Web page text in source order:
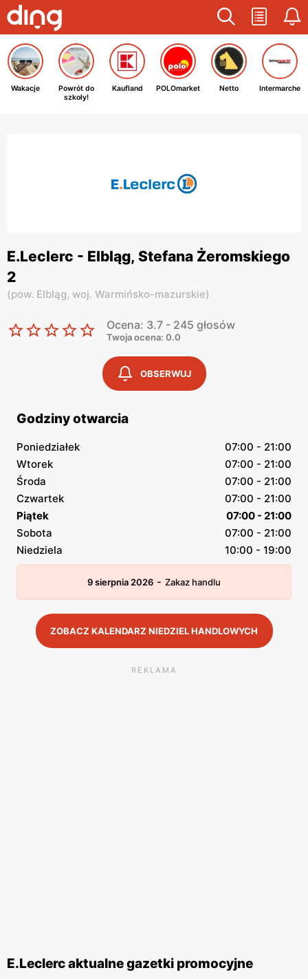
Wakacje
Powrót do
szkoły!
Kaufland POLOmarket Netto Intermarche
E.Leclerc - Elbląg, Stefana Żeromskiego
2
(pow. Elbląg, woj. Warmińsko-mazurskie)
Ocena: 3.7 - 245 głosów
Twoja ocena: 0.0
OBSERWUJ
Godziny otwarcia
Poniedziałek
07:00 - 21:00
Wtorek
07:00 - 21:00
Środa
07:00 - 21:00
Czwartek
07:00 - 21:00
Piątek
07:00 - 21:00
Sobota
07:00 - 21:00
Niedziela
10:00 - 19:00
9 sierpnia 2026 - Zakaz handlu
ZOBACZ KALENDARZ NIEDZIEL HANDLOWYCH
REKLAMA
E.Leclerc aktualne gazetki promocyjne